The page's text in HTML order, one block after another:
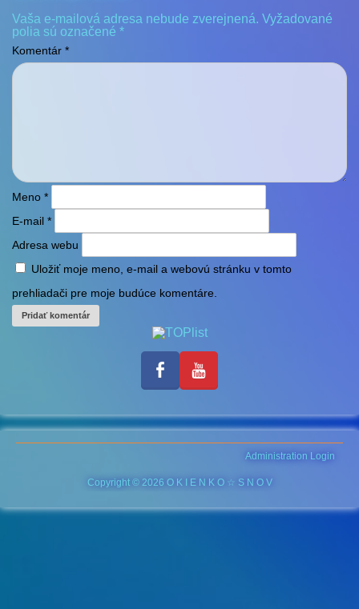
Vaša e-mailová adresa nebude zverejnená. Vyžadované
polia sú označené *
Komentár *
Meno *
E-mail *
Adresa webu
Uložiť moje meno, e-mail a webovú stránku v tomto
prehliadači pre moje budúce komentáre.
Administration Login
Copyright © 2026 O K I E N K O ☆ S N O V